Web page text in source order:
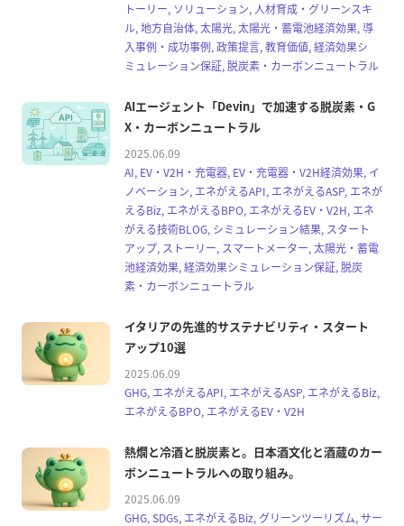
トーリー, ソリューション, 人材育成・グリーンスキ
ル, 地方自治体, 太陽光, 太陽光・蓄電池経済効果, 導
入事例・成功事例, 政策提言, 教育価値, 経済効果シ
ミュレーション保証, 脱炭素・カーボンニュートラル
AIエージェント「Devin」で加速する脱炭素・G
X・カーボンニュートラル
2025.06.09
AI, EV・V2H・充電器, EV・充電器・V2H経済効果, イ
ノベーション, エネがえるAPI, エネがえるASP, エネが
えるBiz, エネがえるBPO, エネがえるEV・V2H, エネ
がえる技術BLOG, シミュレーション結果, スタート
アップ, ストーリー, スマートメーター, 太陽光・蓄電
池経済効果, 経済効果シミュレーション保証, 脱炭
素・カーボンニュートラル
イタリアの先進的サステナビリティ・スタート
アップ10選
2025.06.09
GHG, エネがえるAPI, エネがえるASP, エネがえるBiz,
エネがえるBPO, エネがえるEV・V2H
熱燗と冷酒と脱炭素と。日本酒文化と酒蔵のカー
ボンニュートラルへの取り組み。
2025.06.09
GHG, SDGs, エネがえるBiz, グリーンツーリズム, サー